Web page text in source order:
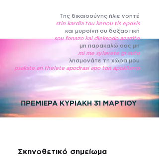
Της δικαιοσύνης ήλιε νοητέ
stin kardia tou kenou tis epoxis
και μυρσίνη συ δοξαστική
sou fonazo kai dieksodo anazito
μη παρακαλώ σας μη
mi me sylavete gi auto
λησμονάτε τη χώρα μου
psakste an thelete apodrasi apo ton apoklismo
ΠΡΕΜΙΕΡΑ ΚΥΡΙΑΚΗ 31 ΜΑΡΤΙΟΥ
Σκηνοθετικό σημείωμα